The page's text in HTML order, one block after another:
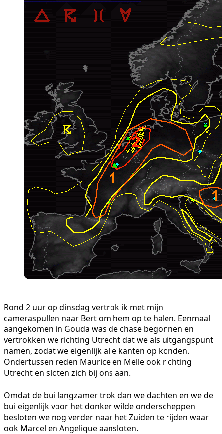
Rond 2 uur op dinsdag vertrok ik met mijn
cameraspullen naar Bert om hem op te halen. Eenmaal
aangekomen in Gouda was de chase begonnen en
vertrokken we richting Utrecht dat we als uitgangspunt
namen, zodat we eigenlijk alle kanten op konden.
Ondertussen reden Maurice en Melle ook richting
Utrecht en sloten zich bij ons aan.
Omdat de bui langzamer trok dan we dachten en we de
bui eigenlijk voor het donker wilde onderscheppen
besloten we nog verder naar het Zuiden te rijden waar
ook Marcel en Angelique aansloten.